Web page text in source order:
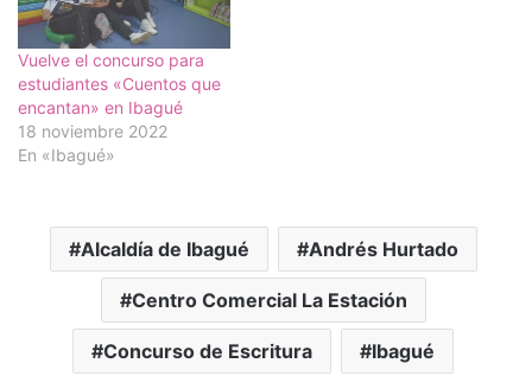
Vuelve el concurso para
estudiantes «Cuentos que
encantan» en Ibagué
18 noviembre 2022
En «Ibagué»
Alcaldía de Ibagué Andrés Hurtado
Centro Comercial La Estación
Concurso de Escritura Ibagué